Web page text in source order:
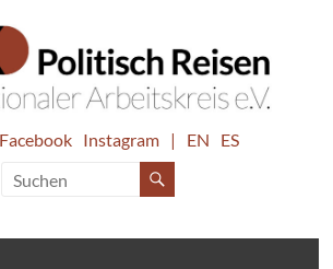
Facebook Instagram | EN ES